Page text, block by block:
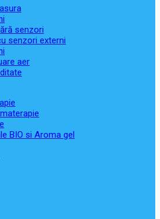
senzori
senzori externi
aer
BIO si Aroma gel